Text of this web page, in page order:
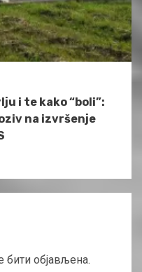
i te kako “boli”:
na izvršenje
објављена.